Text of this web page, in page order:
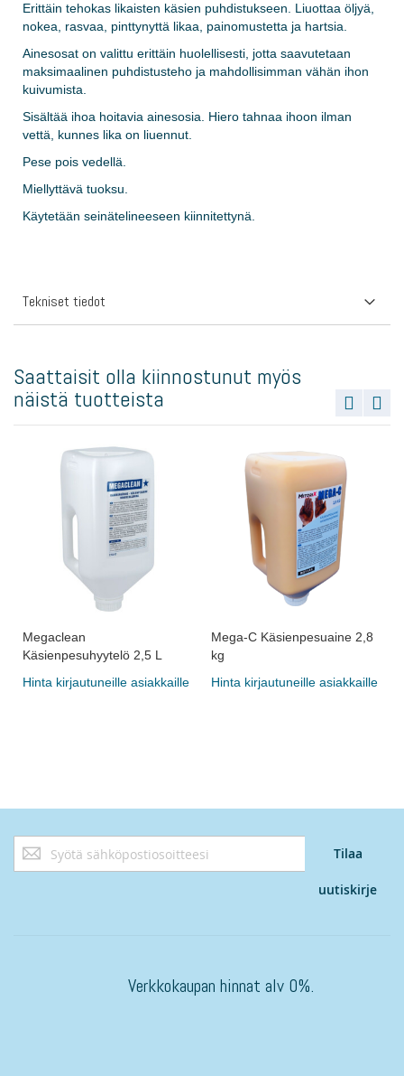
Erittäin tehokas likaisten käsien puhdistukseen. Liuottaa öljyä,
nokea, rasvaa, pinttynyttä likaa, painomustetta ja hartsia.
Ainesosat on valittu erittäin huolellisesti, jotta saavutetaan
maksimaalinen puhdistusteho ja mahdollisimman vähän ihon
kuivumista.
Sisältää ihoa hoitavia ainesosia. Hiero tahnaa ihoon ilman
vettä, kunnes lika on liuennut.
Pese pois vedellä.
Miellyttävä tuoksu.
Käytetään seinätelineeseen kiinnitettynä.
Tekniset tiedot
Saattaisit olla kiinnostunut myös
näistä tuotteista
Megaclean
Käsienpesuhyytelö 2,5 L
Hinta kirjautuneille asiakkaille
Mega-C Käsienpesuaine 2,8
kg
Hinta kirjautuneille asiakkaille
Tilaa
uutiskirjeemme:
Tilaa
uutiskirje
Verkkokaupan hinnat alv 0%.